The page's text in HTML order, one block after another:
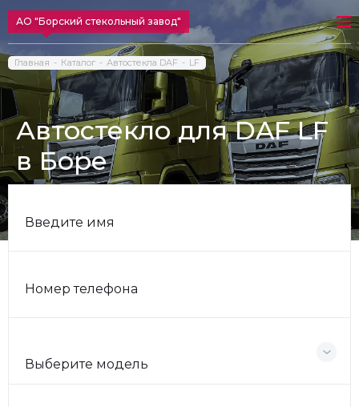
АО "Борский стекольный завод"
Главная Каталог Автостекла DAF LF
Автостекло для DAF LF
в Боре
Введите имя
Номер телефона
Выберите модель